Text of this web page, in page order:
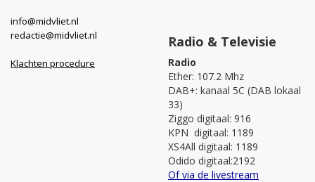
info@midvliet.nl
redactie@midvliet.nl
Klachten procedure
Radio & Televisie
Radio
Ether: 107.2 Mhz
DAB+: kanaal 5C (DAB lokaal
33)
Ziggo digitaal: 916
KPN digitaal: 1189
XS4All digitaal: 1189
Odido digitaal:2192
Of via de livestream